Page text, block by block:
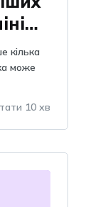
кілька
може
10 хв